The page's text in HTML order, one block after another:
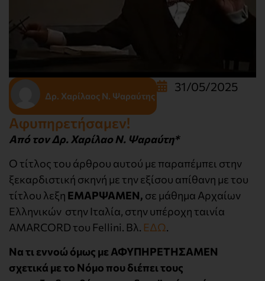
Δρ. Χαρίλαος Ν. Ψαραύτης
31/05/2025
Αφυπηρετήσαμεν!
Από τον Δρ. Χαρίλαο Ν. Ψαραύτη*
Ο τίτλος του άρθρου αυτού με παραπέμπει στην
ξεκαρδιστική σκηνή με την εξίσου απίθανη με του
τίτλου λεξη ΕΜΑΡΨΑΜΕΝ, σε μάθημα Αρχαίων
Ελληνικών στην Ιταλία, στην υπέροχη ταινία
AMARCORD του Fellini. Βλ. ΕΔΩ.
Να τι εννοώ όμως με ΑΦΥΠΗΡΕΤΗΣΑΜΕΝ
σχετικά με το Νόμο που διέπει τους